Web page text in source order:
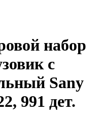
набор
с
Sany
991 дет.